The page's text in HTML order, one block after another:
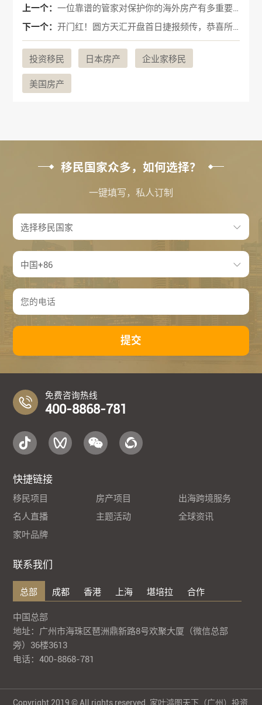
上一个：
一位靠谱的管家对保护你的海外房产有多重要？业主必看
下一个：
开门红！圆方天汇开盘首日捷报频传，恭喜所有眼光如炬的准业主！
投资移民 日本房产 企业家移民
美国房产
移民国家众多，如何选择？
一键填写，私人订制
提交
免费咨询热线
400-8868-781
快捷链接
移民项目 房产项目
出海跨境服务
名人直播
主题活动
全球资讯
家叶品牌
联系我们
总部 成都 香港 上海 堪培拉 合作
中国总部
地址：广州市海珠区琶洲鼎新路8号欢聚大厦（微信总部
旁）36楼3613
电话：400-8868-781
Copyright 2019 © All rights reserved. 家叶鸿图天下（广州）投资